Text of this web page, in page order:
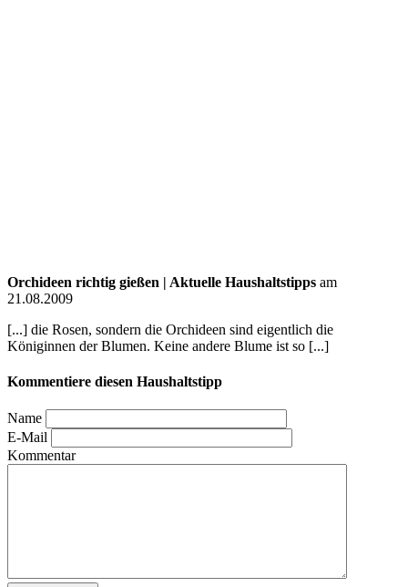
Orchideen richtig gießen | Aktuelle Haushaltstipps am
21.08.2009
[...] die Rosen, sondern die Orchideen sind eigentlich die
Königinnen der Blumen. Keine andere Blume ist so [...]
Kommentiere diesen Haushaltstipp
Name
E-Mail
Kommentar